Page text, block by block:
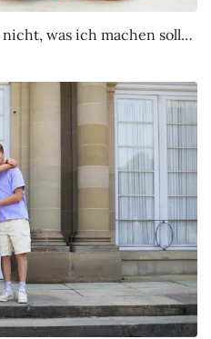
was ich machen soll…